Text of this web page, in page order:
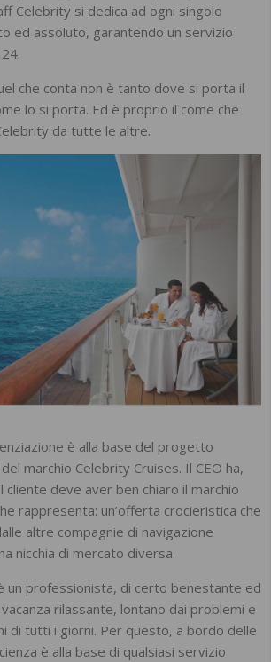
Celebrity si dedica ad ogni singolo
ed assoluto, garantendo un servizio
che conta non è tanto dove si porta il
lo si porta. Ed è proprio il come che
da tutte le altre.
è alla base del progetto
marchio Celebrity Cruises. Il CEO ha,
cliente deve aver ben chiaro il marchio
rappresenta: un’offerta crocieristica che
altre compagnie di navigazione
nicchia di mercato diversa.
un professionista, di certo benestante ed
rilassante, lontano dai problemi e
di tutti i giorni. Per questo, a bordo delle
è alla base di qualsiasi servizio